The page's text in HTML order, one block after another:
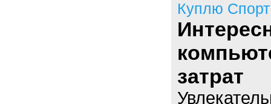
Куплю
затрат